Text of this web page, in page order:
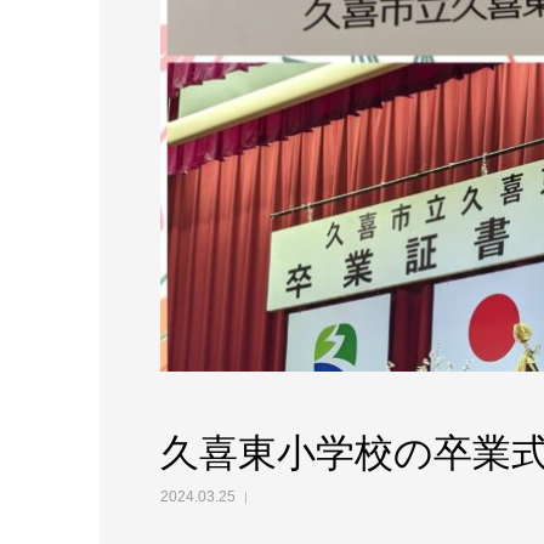
久喜東小学校の卒業
2024.03.25